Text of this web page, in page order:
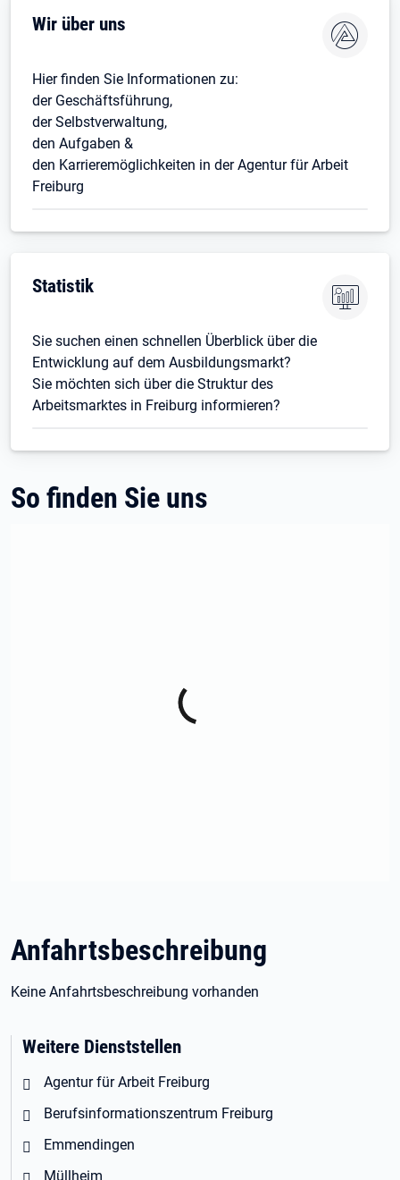
Wir über uns
Hier finden Sie Informationen zu:
der Geschäftsführung,
der Selbstverwaltung,
den Aufgaben &
den Karrieremöglichkeiten in der Agentur für Arbeit
Freiburg
Statistik
Sie suchen einen schnellen Überblick über die
Entwicklung auf dem Ausbildungsmarkt?
Sie möchten sich über die Struktur des
Arbeitsmarktes in Freiburg informieren?
So finden Sie uns
Anfahrtsbeschreibung
Keine Anfahrtsbeschreibung vorhanden
Weitere Dienststellen
Agentur für Arbeit Freiburg
Berufsinformationszentrum Freiburg
Emmendingen
Müllheim